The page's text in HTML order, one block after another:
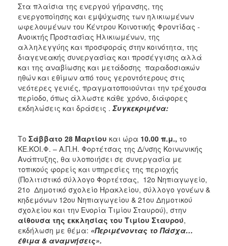
2013
2012
2011
2010
2006
ΕΠΙΣΚΕΠΤΗΣ
ΗΡΑΚΛΕΙΟ
Στα πλαίσια της ενεργού γήρανσης, της
ενεργοποίησης και εμψύχωσης των ηλικιωμένων
ωφελουμένων του Κέντρου Κοινοτικής Φροντίδας -
Ανοικτής Προστασίας Ηλικιωμένων, της
αλληλεγγύης και προσφοράς στην κοινότητα, της
διαγενεακής συνεργασίας και προσέγγισης αλλά
και της αναβίωσης και μετάδοσης παραδοσιακών
ηθών και εθίμων από τους γεροντότερους στις
νεότερες γενιές, πραγματοποιούνται την τρέχουσα
περίοδο, όπως άλλωστε κάθε χρόνο, διάφορες
εκδηλώσεις και δράσεις . Συγκεκριμένα:
Το Σάββατο 28 Μαρτίου και ώρα 10.00 π.μ., το
ΚΕ.ΚΟΙ.Φ. – Α.Π.Η. Φορτέτσας της Δ/νσης Κοινωνικής
Ανάπτυξης, θα υλοποιήσει σε συνεργασία με
τοπικούς φορείς και υπηρεσίες της περιοχής
(Πολιτιστικό σύλλογο Φορτέτσας, 12ο Νηπιαγωγείο,
21ο Δημοτικό σχολείο Ηρακλείου, σύλλογο γονέων &
κηδεμόνων 12ου Νηπιαγωγείου & 21ου Δημοτικού
σχολείου και την Ενορία Τιμίου Σταυρού), στην
αίθουσα της εκκλησίας του Τιμίου Σταυρού,
εκδήλωση με θέμα: «Περιμένοντας το Πάσχα…
έθιμα & αναμνήσεις».